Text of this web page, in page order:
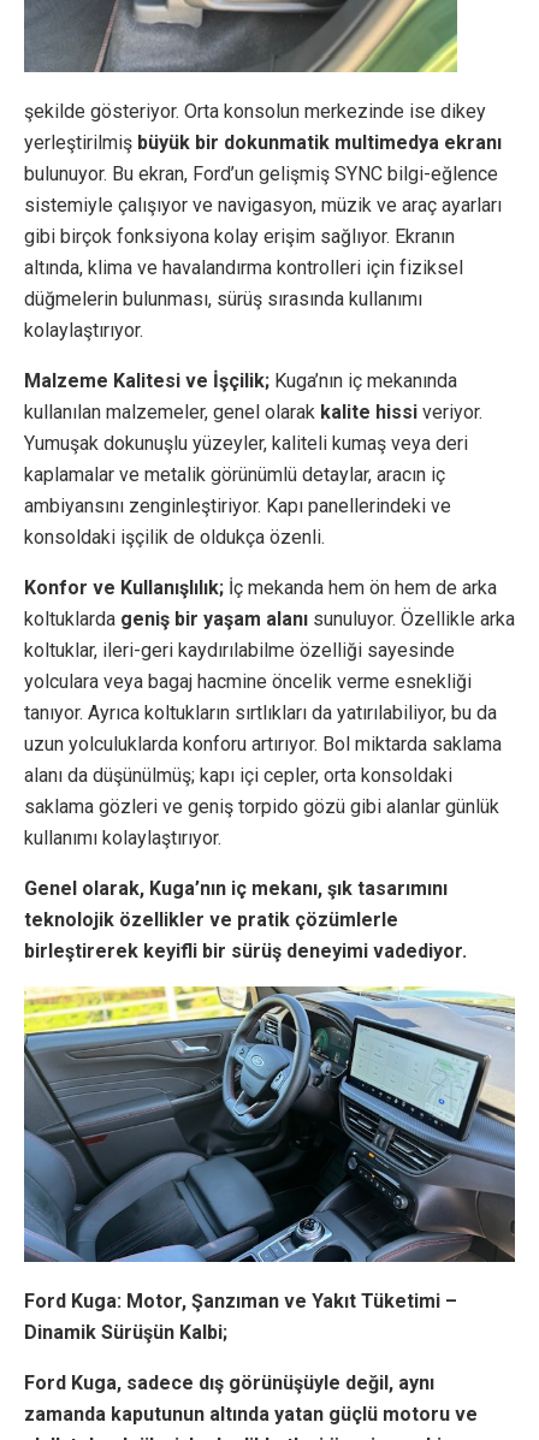
şekilde gösteriyor. Orta konsolun merkezinde ise dikey
yerleştirilmiş büyük bir dokunmatik multimedya ekranı
bulunuyor. Bu ekran, Ford’un gelişmiş SYNC bilgi-eğlence
sistemiyle çalışıyor ve navigasyon, müzik ve araç ayarları
gibi birçok fonksiyona kolay erişim sağlıyor. Ekranın
altında, klima ve havalandırma kontrolleri için fiziksel
düğmelerin bulunması, sürüş sırasında kullanımı
kolaylaştırıyor.
Malzeme Kalitesi ve İşçilik; Kuga’nın iç mekanında
kullanılan malzemeler, genel olarak kalite hissi veriyor.
Yumuşak dokunuşlu yüzeyler, kaliteli kumaş veya deri
kaplamalar ve metalik görünümlü detaylar, aracın iç
ambiyansını zenginleştiriyor. Kapı panellerindeki ve
konsoldaki işçilik de oldukça özenli.
Konfor ve Kullanışlılık; İç mekanda hem ön hem de arka
koltuklarda geniş bir yaşam alanı sunuluyor. Özellikle arka
koltuklar, ileri-geri kaydırılabilme özelliği sayesinde
yolculara veya bagaj hacmine öncelik verme esnekliği
tanıyor. Ayrıca koltukların sırtlıkları da yatırılabiliyor, bu da
uzun yolculuklarda konforu artırıyor. Bol miktarda saklama
alanı da düşünülmüş; kapı içi cepler, orta konsoldaki
saklama gözleri ve geniş torpido gözü gibi alanlar günlük
kullanımı kolaylaştırıyor.
Genel olarak, Kuga’nın iç mekanı, şık tasarımını
teknolojik özellikler ve pratik çözümlerle
birleştirerek keyifli bir sürüş deneyimi vadediyor.
Ford Kuga: Motor, Şanzıman ve Yakıt Tüketimi –
Dinamik Sürüşün Kalbi;
Ford Kuga, sadece dış görünüşüyle değil, aynı
zamanda kaputunun altında yatan güçlü motoru ve